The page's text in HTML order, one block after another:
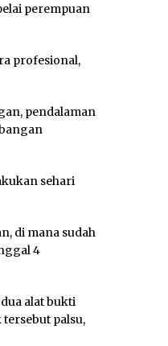
perempuan
profesional,
pendalaman
sehari
di mana sudah
4
alat bukti
palsu,